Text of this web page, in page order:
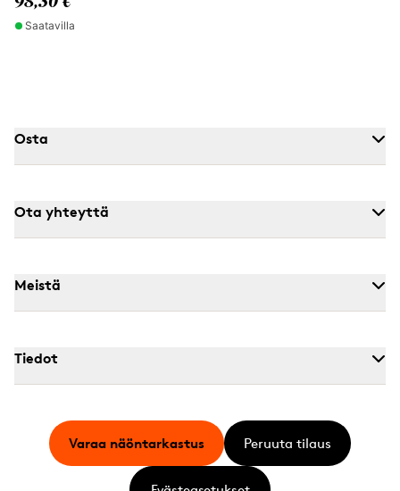
Saatavilla
Osta
Ota yhteyttä
Meistä
Tiedot
Varaa näöntarkastus Peruuta tilaus